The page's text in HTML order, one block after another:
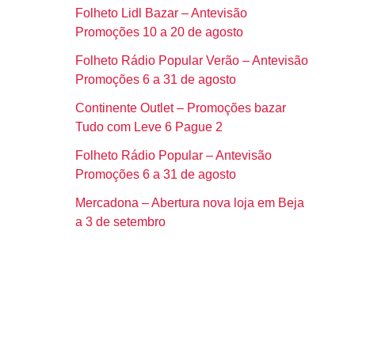
Folheto Lidl Bazar – Antevisão
Promoções 10 a 20 de agosto
Folheto Rádio Popular Verão – Antevisão
Promoções 6 a 31 de agosto
Continente Outlet – Promoções bazar
Tudo com Leve 6 Pague 2
Folheto Rádio Popular – Antevisão
Promoções 6 a 31 de agosto
Mercadona – Abertura nova loja em Beja
a 3 de setembro